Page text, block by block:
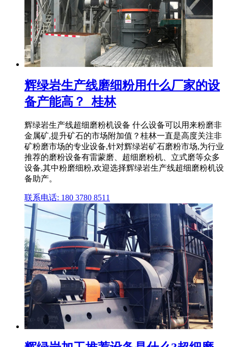
辉绿岩生产线磨细粉用什么厂家的设
备产能高？_桂林
辉绿岩生产线超细磨粉机设备 什么设备可以用来粉磨非
金属矿,提升矿石的市场附加值？桂林一直是高度关注非
矿粉磨市场的专业设备,针对辉绿岩矿石磨粉市场,为行业
推荐的磨粉设备有雷蒙磨、超细磨粉机、立式磨等众多
设备,其中粉磨细粉,欢迎选择辉绿岩生产线超细磨粉机设
备助产。
联系电话: 180 3780 8511